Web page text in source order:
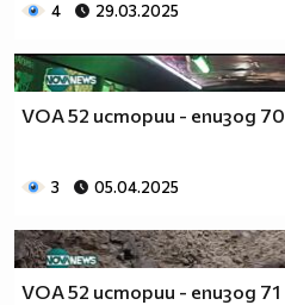
4 29.03.2025
VOA 52 истории - епизод 70
3 05.04.2025
VOA 52 истории - епизод 71